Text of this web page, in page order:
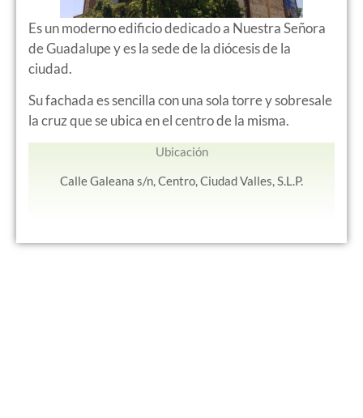
Es un moderno edificio dedicado a Nuestra Señora
de Guadalupe y es la sede de la diócesis de la
ciudad.
Su fachada es sencilla con una sola torre y sobresale
la cruz que se ubica en el centro de la misma.
Ubicación
Calle Galeana s/n, Centro, Ciudad Valles, S.L.P.